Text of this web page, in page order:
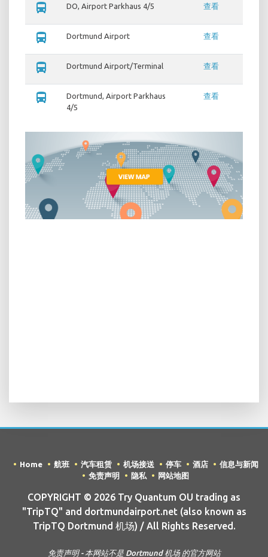
directions_bus DO, Airport Parkhaus 4/5 查看
directions_bus Dortmund Airport 查看
directions_bus Dortmund Airport/Terminal 查看
directions_bus
Dortmund, Airport Parkhaus
4/5
查看
Home 航班 汽车租赁 机场接送 停车 酒店
信息与新闻
免责声明
隐私 网站地图
COPYRIGHT © 2026 Try Quantum OU trading as
"TripTQ" and dortmundairport.net (also known as
TripTQ Dortmund 机场) / All Rights Reserved.
免责声明 - 本网站不是 Dortmund 机场 的官方网站